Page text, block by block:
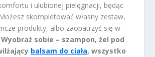
i ulubionej pielęgnacji, będąc
skompletować własny zestaw,
produkty, albo zaopatrzyć się w
Wyobraź sobie – szampon, żel pod
balsam do ciała, wszystko